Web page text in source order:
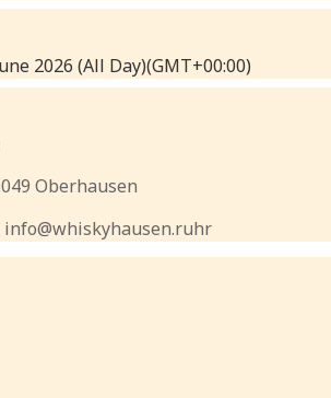
2026 (All Day)(GMT+00:00)
Oberhausen
info@whiskyhausen.ruhr